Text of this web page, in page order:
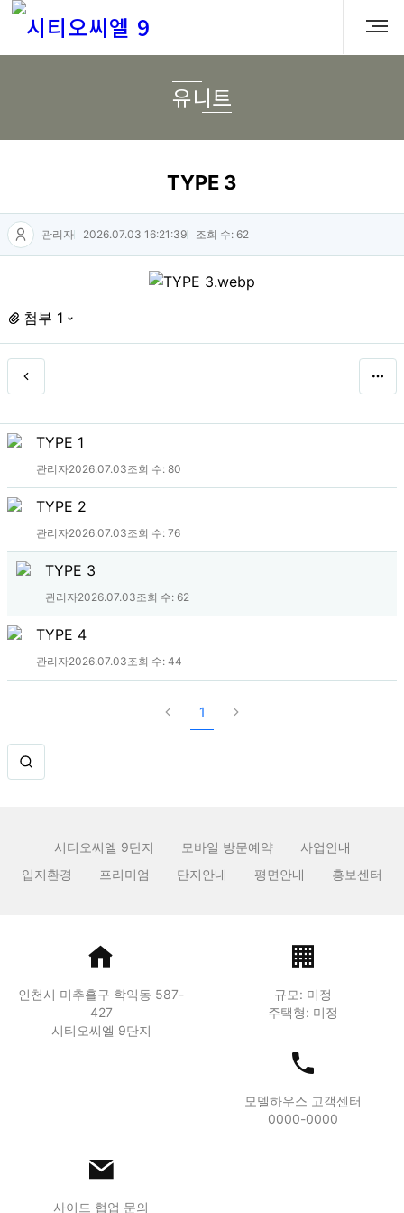
유니트
TYPE 3
관리자 2026.07.03 16:21:39 조회 수: 62
첨부 1
TYPE 1
관리자2026.07.03조회 수: 80
TYPE 2
관리자2026.07.03조회 수: 76
TYPE 3
관리자2026.07.03조회 수: 62
TYPE 4
관리자2026.07.03조회 수: 44
1
시티오씨엘 9단지 모바일 방문예약
사업안내
입지환경
프리미엄 단지안내 평면안내 홍보센터
인천시 미추홀구 학익동 587-
427
시티오씨엘 9단지
규모: 미정
주택형: 미정
모델하우스 고객센터
0000-0000
사이드 협업 문의